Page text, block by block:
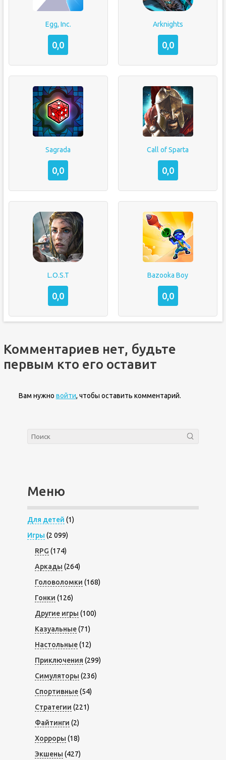
Egg, Inc.
0,0
Arknights
0,0
Sagrada
0,0
Call of Sparta
0,0
L.O.S.T
0,0
Bazooka Boy
0,0
Комментариев нет, будьте
первым кто его оставит
Вам нужно войти, чтобы оставить комментарий.
Меню
Для детей (1)
Игры (2 099)
RPG (174)
Аркады (264)
Головоломки (168)
Гонки (126)
Другие игры (100)
Казуальные(71)
Настольные(12)
Приключения (299)
Симуляторы (236)
Спортивные(54)
Стратегии (221)
Файтинги (2)
Хорроры (18)
Экшены (427)